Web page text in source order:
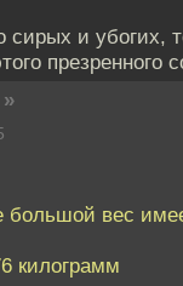
и убогих,
презренного
»
вес
килограмм